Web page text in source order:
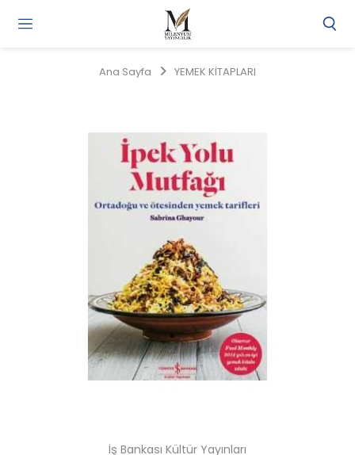
Ana Sayfa YEMEK KİTAPLARI
İş Bankası Kültür Yayınları